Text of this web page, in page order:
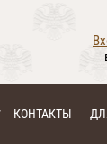
КОНТАКТЫ